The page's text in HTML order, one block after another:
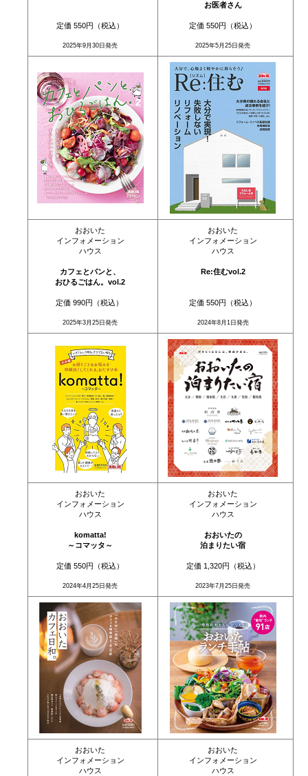
定価 550円（税込）
2025年9月30日発売
お医者さん
定価 550円（税込）
2025年5月25日発売
おおいた
インフォメーション
ハウス
カフェとパンと、
おひるごはん。vol.2
定価 990円（税込）
2025年3月25日発売
おおいた
インフォメーション
ハウス
Re:住むvol.2
定価 550円（税込）
2024年8月1日発売
おおいた
インフォメーション
ハウス
komatta!
～コマッタ～
定価 550円（税込）
2024年4月25日発売
おおいた
インフォメーション
ハウス
おおいたの
泊まりたい宿
定価 1,320円（税込）
2023年7月25日発売
おおいた
インフォメーション
ハウス
おおいた
インフォメーション
ハウス